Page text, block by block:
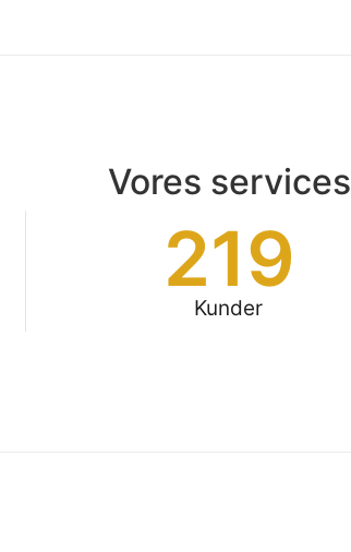
Vores services
Kunder
219